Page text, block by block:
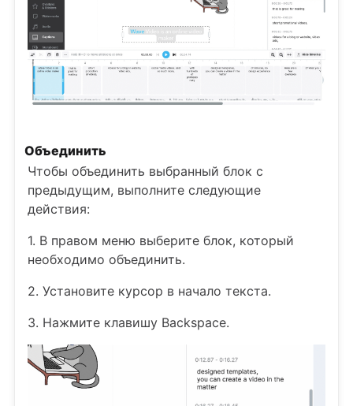
Объединить
Чтобы объединить выбранный блок с
предыдущим, выполните следующие
действия:
1. В правом меню выберите блок, который
необходимо объединить.
2. Установите курсор в начало текста.
3. Нажмите клавишу Backspace.